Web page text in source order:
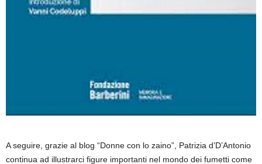
A seguire, grazie al blog “Donne con lo zaino”, Patrizia d’D’Antonio
continua ad illustrarci figure importanti nel mondo dei fumetti come